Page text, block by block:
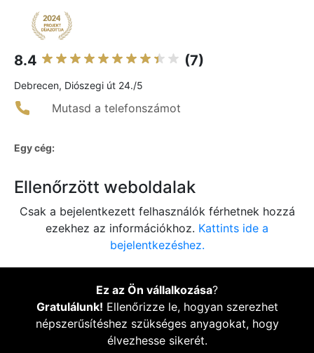
8.4 (7)
Debrecen, Diószegi út 24./5
Mutasd a telefonszámot
Egy cég:
Ellenőrzött weboldalak
Csak a bejelentkezett felhasználók férhetnek hozzá
ezekhez az információkhoz. Kattints ide a
bejelentkezéshez.
Ez az Ön vállalkozása?
Gratulálunk! Ellenőrizze le, hogyan szerezhet
népszerűsítéshez szükséges anyagokat, hogy
élvezhesse sikerét.